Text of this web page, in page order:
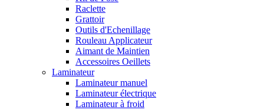
Raclette
Grattoir
Outils d'Echenillage
Rouleau Applicateur
Aimant de Maintien
Accessoires Oeillets
Laminateur
Laminateur manuel
Laminateur électrique
Laminateur à froid